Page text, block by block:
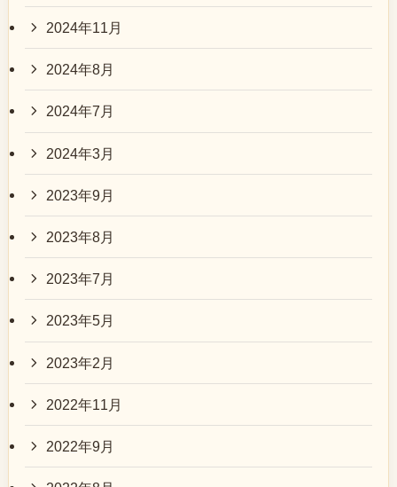
2024年11月
2024年8月
2024年7月
2024年3月
2023年9月
2023年8月
2023年7月
2023年5月
2023年2月
2022年11月
2022年9月